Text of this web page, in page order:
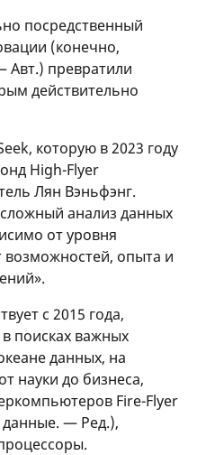
посредственный
(конечно,
Авт.) превратили
действительно
которую в 2023 году
High-Flyer
Лян Вэньфэнг.
анализ данных
от уровня
опыта и
с 2015 года,
поисках важных
данных, на
науки до бизнеса,
Fire-Flyer
— Ред.),